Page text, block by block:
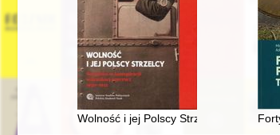
Wolność i jej Polscy Strzelcy :